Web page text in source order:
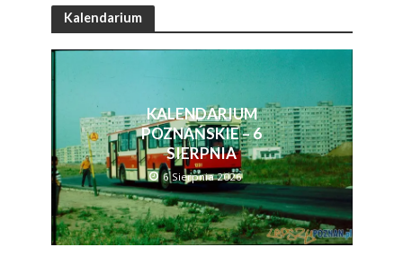
Kalendarium
KALENDARIUM
POZNAŃSKIE – 6
SIERPNIA
6 Sierpnia 2026